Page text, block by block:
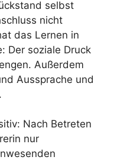
selbst
nicht
das Lernen in
Der soziale Druck
Außerdem
Aussprache und
Nach Betreten
nur